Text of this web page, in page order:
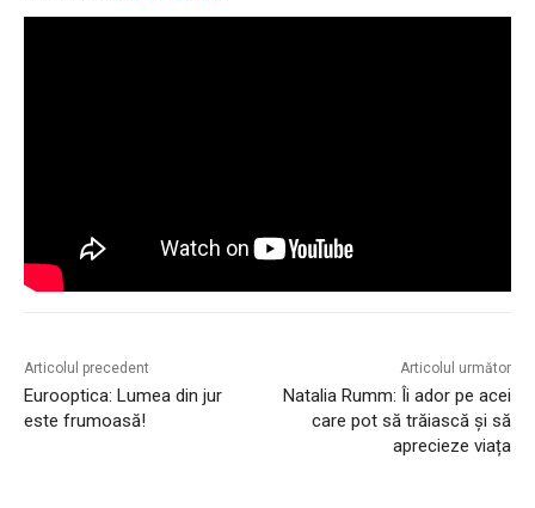
Articolul precedent
Eurooptica: Lumea din jur
este frumoasă!
Articolul următor
Natalia Rumm: Îi ador pe acei
care pot să trăiască și să
aprecieze viața